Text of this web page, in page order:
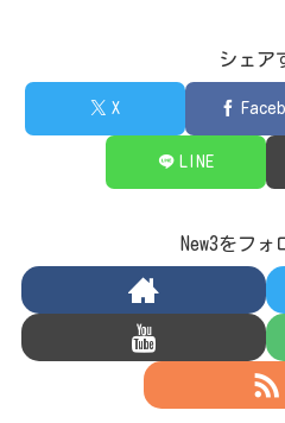
シェア
X
LINE
New3をフォ